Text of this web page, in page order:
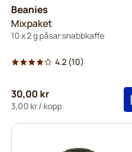
Beanies
Mixpaket
10 x 2 g påsar snabbkaffe
4.2(10)
30,00 kr
3,00 kr/ kopp